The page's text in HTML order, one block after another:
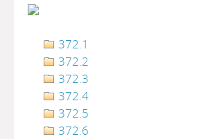
372.1
372.2
372.3
372.4
372.5
372.6